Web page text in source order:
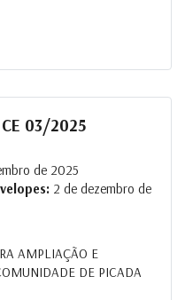
03/2025
de 2025
2 de dezembro de
AMPLIAÇÃO E
DE PICADA